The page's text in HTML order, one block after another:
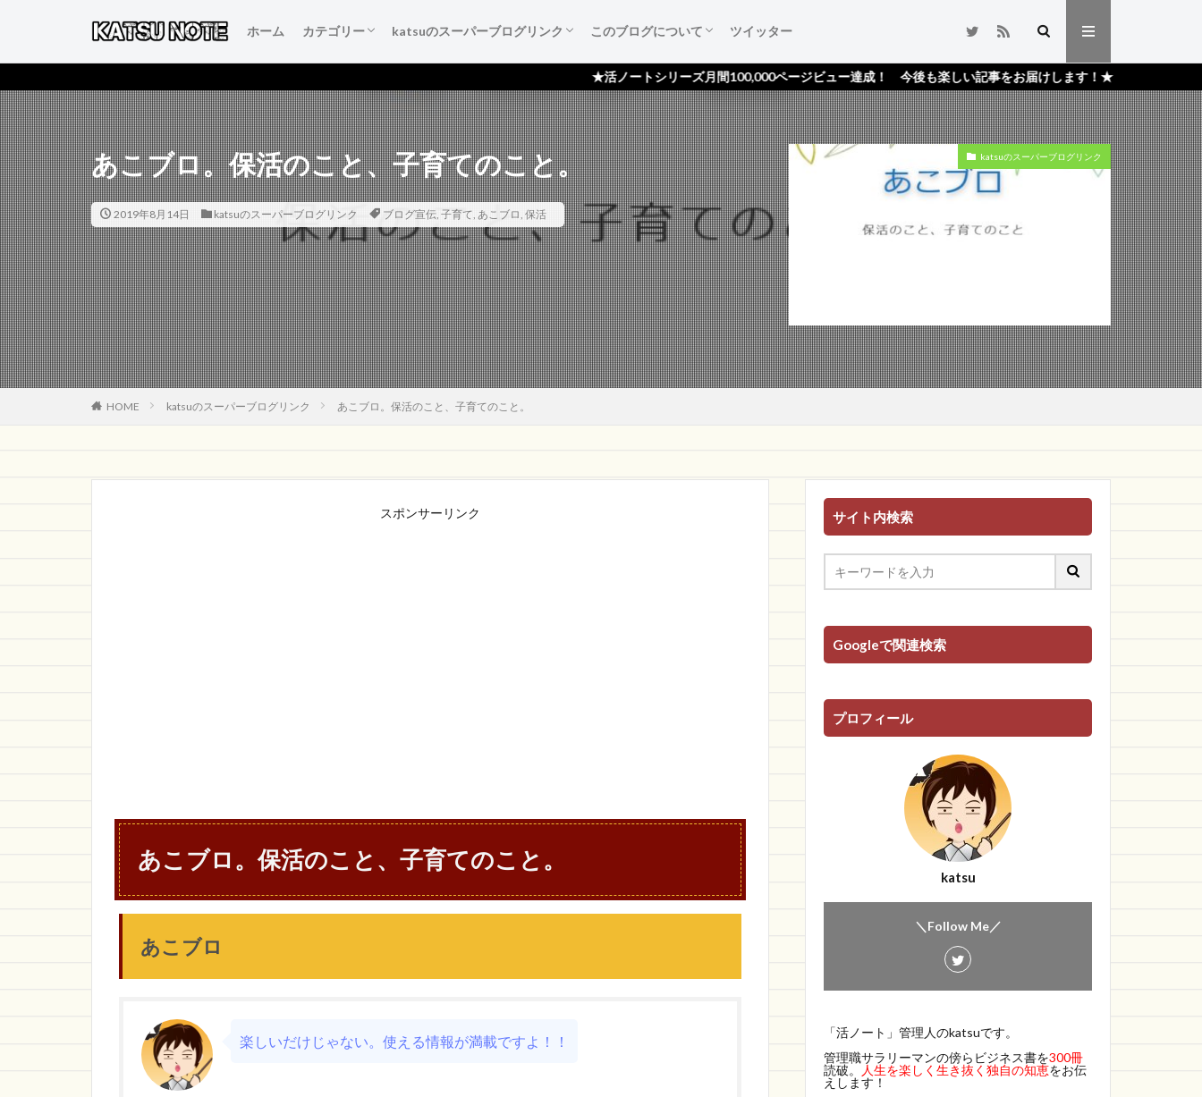
ホーム カテゴリー
人生を変える言葉たち
本当にいいものご紹介
得するおすすめ広告集
人生が変わるおすすめ本
初心者のブログ作成備忘録
katsuのスーパーブログリンク
katsuのスーパーブログリンク
katsuのスーパーブログリンクとは
katsuのスーパーブログリンク 登録依頼
このブログについて
ブログ『活ノート』のご紹介！
サイトマップ
プライバシーポリシー
読者登録ページ
スポンサー様のページ
お問い合わせ
ツイッター
★活ノートシリーズ月間100,000ページビュー達成！ 今後も楽しい記事をお届けします！★
あこブロ。保活のこと、子育てのこと。
2019年8月14日 katsuのスーパーブログリンク ブログ宣伝, 子育て, あこブロ, 保活
katsuのスーパーブログリンク
HOME katsuのスーパーブログリンク あこブロ。保活のこと、子育てのこと。
スポンサーリンク
あこブロ。保活のこと、子育てのこと。
あこブロ
楽しいだけじゃない。使える情報が満載ですよ！！
サイト内検索
Googleで関連検索
プロフィール
katsu
＼Follow Me／
「活ノート」管理人のkatsuです。
管理職サラリーマンの傍らビジネス書を300冊
読破。
人生を楽しく生き抜く独自の知恵をお伝
えします！